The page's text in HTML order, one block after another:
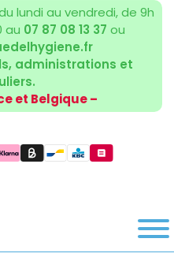
lundi au vendredi, de 9h
au 07 87 08 13 37 ou
administrations et
et Belgique –